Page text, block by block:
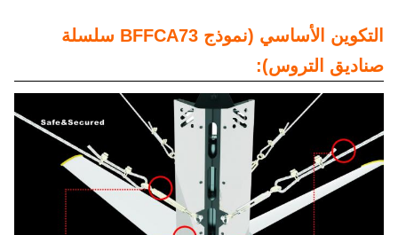
التكوين الأساسي (نموذج BFFCA73 سلسلة
صناديق التروس):